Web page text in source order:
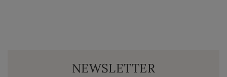
NEWSLETTER